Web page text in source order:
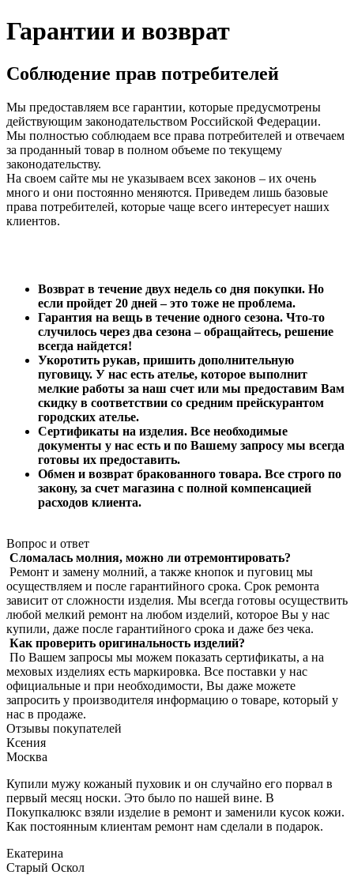
Гарантии и возврат
Соблюдение прав потребителей
Мы предоставляем все гарантии, которые предусмотрены
действующим законодательством Российской Федерации.
Мы полностью соблюдаем все права потребителей и отвечаем
за проданный товар в полном объеме по текущему
законодательству.
На своем сайте мы не указываем всех законов – их очень
много и они постоянно меняются. Приведем лишь базовые
права потребителей, которые чаще всего интересует наших
клиентов.
Возврат в течение двух недель со дня покупки. Но
если пройдет 20 дней – это тоже не проблема.
Гарантия на вещь в течение одного сезона. Что-то
случилось через два сезона – обращайтесь, решение
всегда найдется!
Укоротить рукав, пришить дополнительную
пуговицу. У нас есть ателье, которое выполнит
мелкие работы за наш счет или мы предоставим Вам
скидку в соответствии со средним прейскурантом
городских ателье.
Сертификаты на изделия. Все необходимые
документы у нас есть и по Вашему запросу мы всегда
готовы их предоставить.
Обмен и возврат бракованного товара. Все строго по
закону, за счет магазина с полной компенсацией
расходов клиента.
Вопрос и ответ
Сломалась молния, можно ли отремонтировать?
Ремонт и замену молний, а также кнопок и пуговиц мы
осуществляем и после гарантийного срока. Срок ремонта
зависит от сложности изделия. Мы всегда готовы осуществить
любой мелкий ремонт на любом изделий, которое Вы у нас
купили, даже после гарантийного срока и даже без чека.
Как проверить оригинальность изделий?
По Вашем запросы мы можем показать сертификаты, а на
меховых изделиях есть маркировка. Все поставки у нас
официальные и при необходимости, Вы даже можете
запросить у производителя информацию о товаре, который у
нас в продаже.
Отзывы покупателей
Ксения
Москва
Купили мужу кожаный пуховик и он случайно его порвал в
первый месяц носки. Это было по нашей вине. В
Покупкалюкс взяли изделие в ремонт и заменили кусок кожи.
Как постоянным клиентам ремонт нам сделали в подарок.
Екатерина
Старый Оскол